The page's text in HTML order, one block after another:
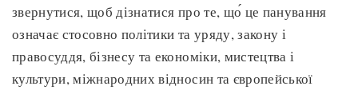
звернутися, щоб дізнатися про те, що́ це панування
означає стосовно політики та уряду, закону і
правосуддя, бізнесу та економіки, мистецтва і
культури, міжнародних відносин та європейської